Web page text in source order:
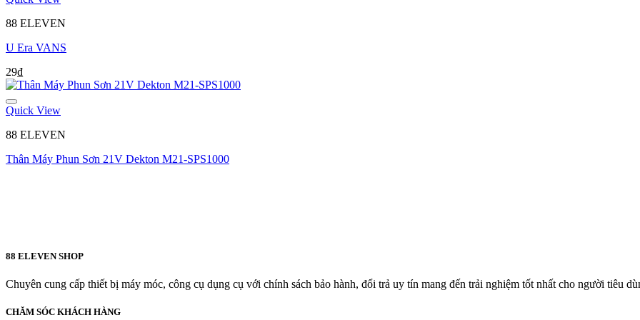
88 ELEVEN
U Era VANS
29₫
Quick View
88 ELEVEN
Thân Máy Phun Sơn 21V Dekton M21-SPS1000
88 ELEVEN SHOP
Chuyên cung cấp thiết bị máy móc, công cụ dụng cụ với chính sách bảo hành, đổi trả uy tín mang đến trải nghiệm tốt nhất cho người tiêu
CHĂM SÓC KHÁCH HÀNG